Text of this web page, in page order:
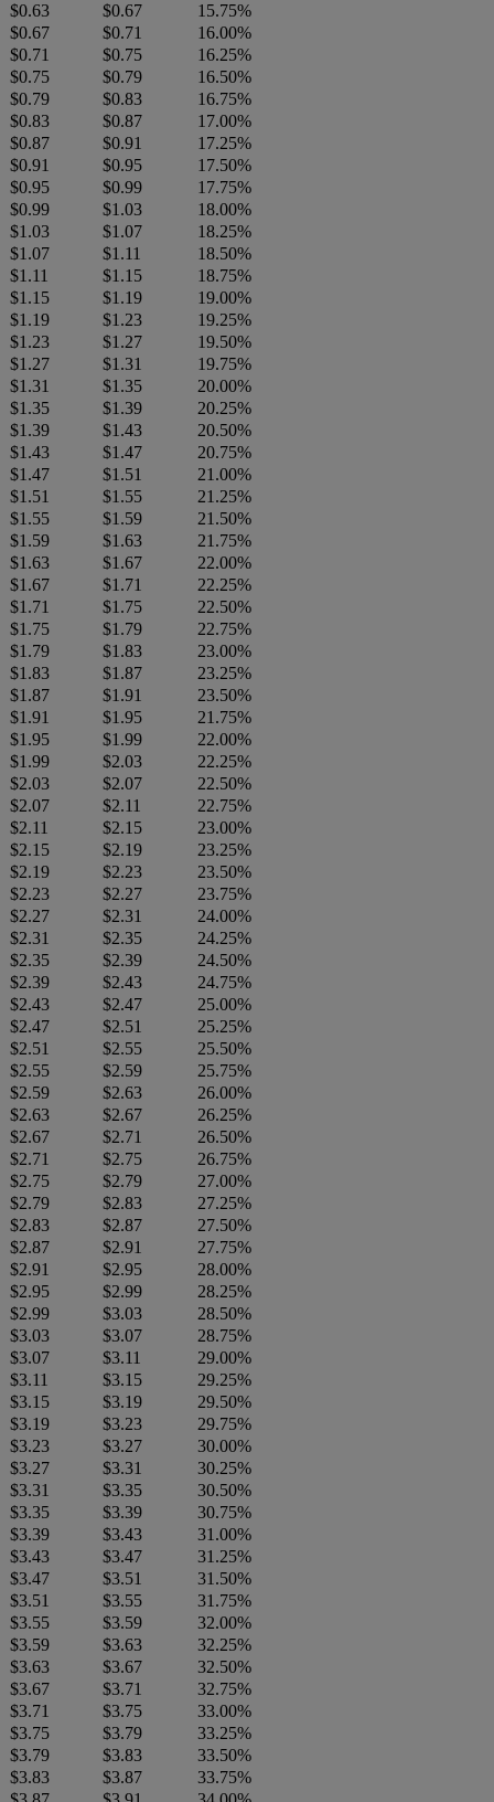
$0.63
$0.67
15.75%
$0.67
$0.71
16.00%
$0.71
$0.75
16.25%
$0.75
$0.79
16.50%
$0.79
$0.83
16.75%
$0.83
$0.87
17.00%
$0.87
$0.91
17.25%
$0.91
$0.95
17.50%
$0.95
$0.99
17.75%
$0.99
$1.03
18.00%
$1.03
$1.07
18.25%
$1.07
$1.11
18.50%
$1.11
$1.15
18.75%
$1.15
$1.19
19.00%
$1.19
$1.23
19.25%
$1.23
$1.27
19.50%
$1.27
$1.31
19.75%
$1.31
$1.35
20.00%
$1.35
$1.39
20.25%
$1.39
$1.43
20.50%
$1.43
$1.47
20.75%
$1.47
$1.51
21.00%
$1.51
$1.55
21.25%
$1.55
$1.59
21.50%
$1.59
$1.63
21.75%
$1.63
$1.67
22.00%
$1.67
$1.71
22.25%
$1.71
$1.75
22.50%
$1.75
$1.79
22.75%
$1.79
$1.83
23.00%
$1.83
$1.87
23.25%
$1.87
$1.91
23.50%
$1.91
$1.95
21.75%
$1.95
$1.99
22.00%
$1.99
$2.03
22.25%
$2.03
$2.07
22.50%
$2.07
$2.11
22.75%
$2.11
$2.15
23.00%
$2.15
$2.19
23.25%
$2.19
$2.23
23.50%
$2.23
$2.27
23.75%
$2.27
$2.31
24.00%
$2.31
$2.35
24.25%
$2.35
$2.39
24.50%
$2.39
$2.43
24.75%
$2.43
$2.47
25.00%
$2.47
$2.51
25.25%
$2.51
$2.55
25.50%
$2.55
$2.59
25.75%
$2.59
$2.63
26.00%
$2.63
$2.67
26.25%
$2.67
$2.71
26.50%
$2.71
$2.75
26.75%
$2.75
$2.79
27.00%
$2.79
$2.83
27.25%
$2.83
$2.87
27.50%
$2.87
$2.91
27.75%
$2.91
$2.95
28.00%
$2.95
$2.99
28.25%
$2.99
$3.03
28.50%
$3.03
$3.07
28.75%
$3.07
$3.11
29.00%
$3.11
$3.15
29.25%
$3.15
$3.19
29.50%
$3.19
$3.23
29.75%
$3.23
$3.27
30.00%
$3.27
$3.31
30.25%
$3.31
$3.35
30.50%
$3.35
$3.39
30.75%
$3.39
$3.43
31.00%
$3.43
$3.47
31.25%
$3.47
$3.51
31.50%
$3.51
$3.55
31.75%
$3.55
$3.59
32.00%
$3.59
$3.63
32.25%
$3.63
$3.67
32.50%
$3.67
$3.71
32.75%
$3.71
$3.75
33.00%
$3.75
$3.79
33.25%
$3.79
$3.83
33.50%
$3.83
$3.87
33.75%